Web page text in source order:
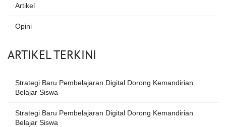
Artikel
Opini
ARTIKEL TERKINI
Strategi Baru Pembelajaran Digital Dorong Kemandirian
Belajar Siswa
Strategi Baru Pembelajaran Digital Dorong Kemandirian
Belajar Siswa